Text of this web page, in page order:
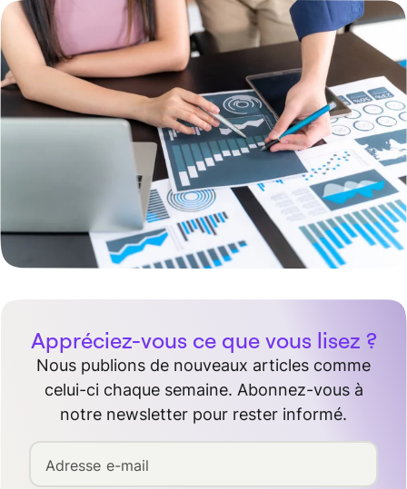
Appréciez-vous ce que vous lisez ?
Nous publions de nouveaux articles comme
celui-ci chaque semaine. Abonnez-vous à
notre newsletter pour rester informé.
Adresse e-mail